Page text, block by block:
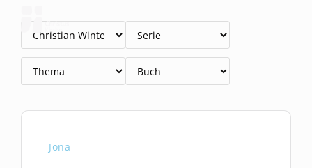
springen
Jona